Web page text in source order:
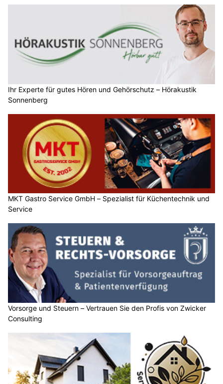
Ihr Experte für gutes Hören und Gehörschutz – Hörakustik
Sonnenberg
MKT Gastro Service GmbH – Spezialist für Küchentechnik und
Service
Vorsorge und Steuern – Vertrauen Sie den Profis von Zwicker
Consulting